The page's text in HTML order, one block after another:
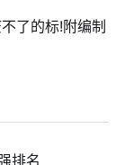
了的标!附编制
排名